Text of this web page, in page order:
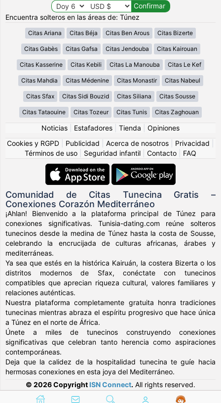
Encuentra solteros en las áreas de: Túnez
Citas Ariana Citas Béja Citas Ben Arous Citas Bizerte
Citas Gabès Citas Gafsa Citas Jendouba Citas Kairouan
Citas Kasserine Citas Kebili Citas La Manouba Citas Le Kef
Citas Mahdia Citas Médenine Citas Monastir Citas Nabeul
Citas Sfax Citas Sidi Bouzid Citas Siliana Citas Sousse
Citas Tataouine Citas Tozeur Citas Tunis Citas Zaghouan
Noticias Estafadores Tienda
Opiniones
Cookies y RGPD
Publicidad Acerca de nosotros Privacidad
Términos de uso
Seguridad infantil Contacto FAQ
Comunidad de Citas Tunecina Gratis –
Conexiones Corazón Mediterráneo
¡Ahlan! Bienvenido a la plataforma principal de Túnez para
conexiones significativas. Tunisia-dating.com reúne solteros
tunecinos desde la medina de Túnez hasta la costa de Sousse,
celebrando la encrucijada de culturas africanas, árabes y
mediterráneas.
Ya sea que estés en la histórica Kairuán, la costera Bizerta o los
distritos modernos de Sfax, conéctate con tunecinos
compatibles que aprecian riqueza cultural, valores familiares y
relaciones auténticas.
Nuestra plataforma completamente gratuita honra tradiciones
tunecinas mientras abraza el espíritu progresivo que hace única
a Túnez en el norte de África.
Únete a miles de tunecinos construyendo conexiones
significativas que celebran tanto herencia como aspiraciones
contemporáneas.
Deja que la calidez de la hospitalidad tunecina te guíe hacia
hermosas conexiones en esta joya del Mediterráneo.
© 2026 Copyright ISN Connect. All rights reserved.